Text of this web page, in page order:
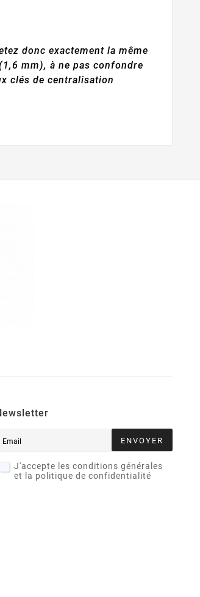
donc exactement la même
mm), à ne pas confondre
clés de centralisation
ENVOYER
J'accepte les conditions générales
et la politique de confidentialité